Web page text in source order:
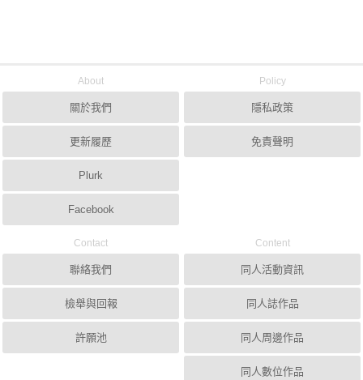
About
關於我們
更新履歷
Plurk
Facebook
Policy
隱私政策
免責聲明
Contact
聯絡我們
檢舉與回報
許願池
Content
同人活動資訊
同人誌作品
同人周邊作品
同人數位作品